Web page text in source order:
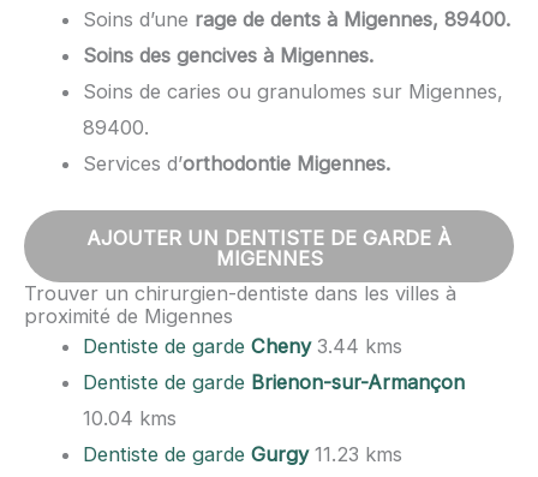
Soins d’une rage de dents à Migennes, 89400.
Soins des gencives à Migennes.
Soins de caries ou granulomes sur Migennes,
89400.
Services d’orthodontie Migennes.
AJOUTER UN DENTISTE DE GARDE À
MIGENNES
Trouver un chirurgien-dentiste dans les villes à
proximité de Migennes
Dentiste de gardeCheny3.44 kms
Dentiste de garde Brienon-sur-Armançon
10.04 kms
Dentiste de gardeGurgy11.23 kms